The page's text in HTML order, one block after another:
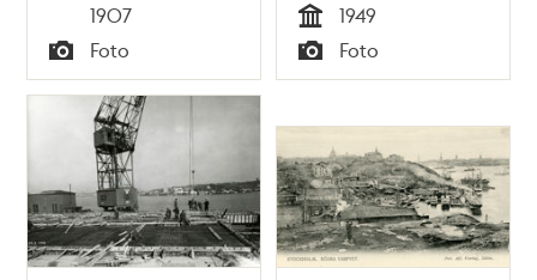
1907
Typ
Foto Tid
1949
Typ
Foto